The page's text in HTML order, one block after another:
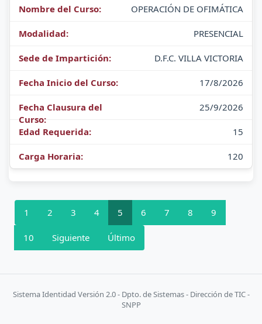
OPERACIÓN DE OFIMÁTICA
PRESENCIAL
D.F.C. VILLA VICTORIA
17/8/2026
25/9/2026
15
120
1 2 3 4 5 6 7 8 9
10 Siguiente Último
Sistema Identidad Versión 2.0 - Dpto. de Sistemas - Dirección de TIC -
SNPP